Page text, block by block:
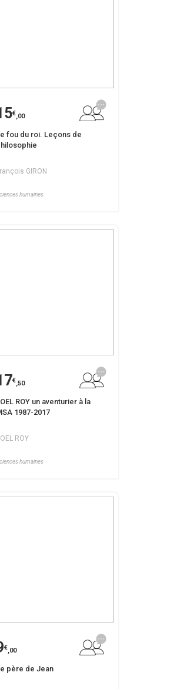
€,00
fou du roi. Leçons de
GIRON
humaines
€,50
ROY un aventurier à la
MSA 1987-2017
ROY
humaines
€,00
père de Jean